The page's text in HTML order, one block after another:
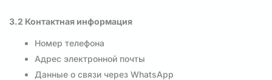
3.2 Контактная информация
Номер телефона
Адрес электронной почты
Данные о связи через WhatsApp